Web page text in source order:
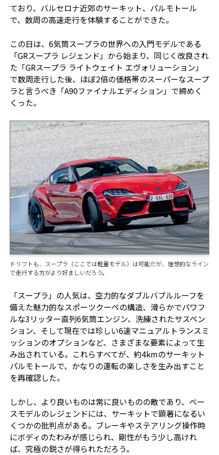
ており、バルセロナ近郊のサーキット、パルモトール
で、数周の高速走行を体験することができた。
この日は、6気筒スープラの世界への入門モデルである
「GRスープラ レジェンド」から始まり、同じく改良され
た「GRスープラ ライトウェイト エヴォリューション」
で数周走行した後、ほぼ2倍の価格帯のスーパーなスープ
ラと言うべき「A90ファイナルエディション」で締めく
くった。
ドリフトも、スープラ（ここでは軽量モデル）は可能だが、理想的なライン
で走行する方がより好ましいだろう。
「スープラ」の人気は、空力的なダブルバブルルーフを
備えた魅力的なスポーツクーペの構造、滑らかでパワフ
ルな3リッター直列6気筒エンジン、洗練されたサスペン
ション、そして現在では珍しい6速マニュアルトランスミ
ッションのオプションなど、さまざまな要素によって生
み出されている。これらすべてが、約4kmのサーキット
パルモトールで、かなりの運転の楽しさを生み出すこと
を再確認した。
しかし、より良いものは常に良いものの敵であり、ベー
スモデルのレジェンドには、サーキットで顕著になるい
くつかの批判点がある。ブレーキやステアリング操作時
にボディのたわみが感じられ、剛性がもう少し高けれ
ば、究極の鋭さが得られただろう。